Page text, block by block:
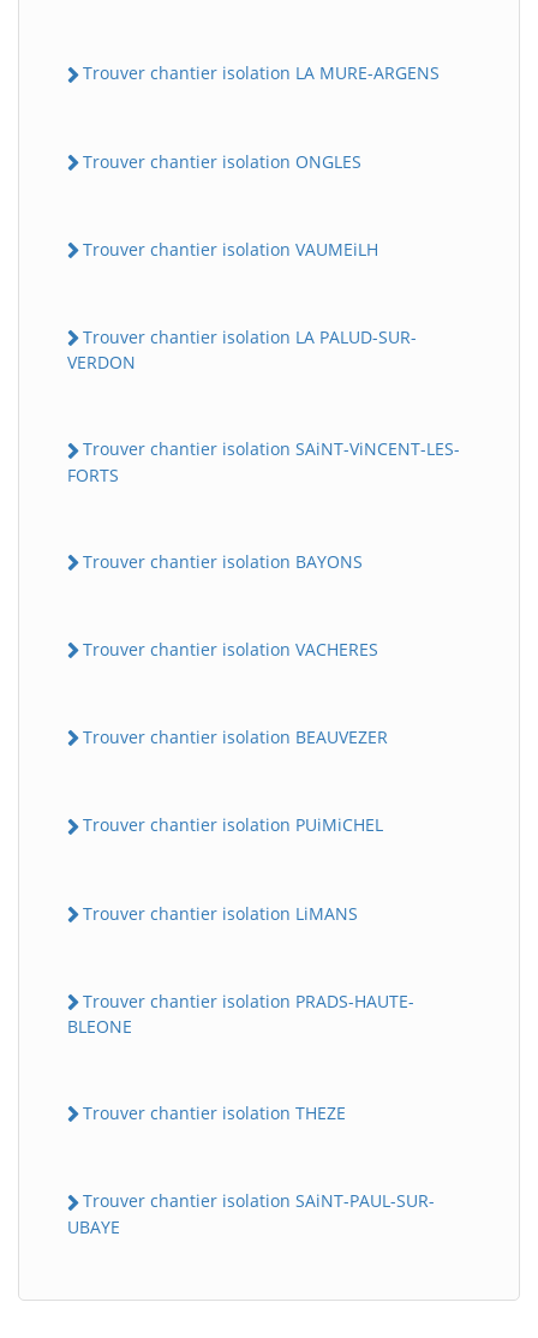
Trouver chantier isolation LA MURE-ARGENS
Trouver chantier isolation ONGLES
Trouver chantier isolation VAUMEiLH
Trouver chantier isolation LA PALUD-SUR-
VERDON
Trouver chantier isolation SAiNT-ViNCENT-LES-
FORTS
Trouver chantier isolation BAYONS
Trouver chantier isolation VACHERES
Trouver chantier isolation BEAUVEZER
Trouver chantier isolation PUiMiCHEL
Trouver chantier isolation LiMANS
Trouver chantier isolation PRADS-HAUTE-
BLEONE
Trouver chantier isolation THEZE
Trouver chantier isolation SAiNT-PAUL-SUR-
UBAYE